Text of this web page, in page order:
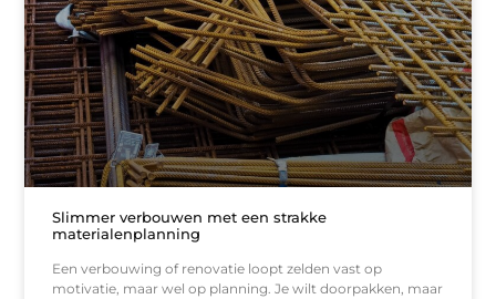
Slimmer verbouwen met een strakke
materialenplanning
Een verbouwing of renovatie loopt zelden vast op
motivatie, maar wel op planning. Je wilt doorpakken, maar